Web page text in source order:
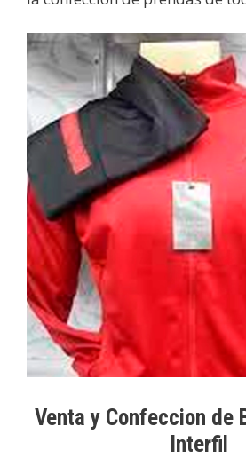
Venta y Confeccion de
Interfil